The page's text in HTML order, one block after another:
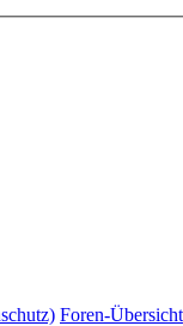
Foren-Übersicht